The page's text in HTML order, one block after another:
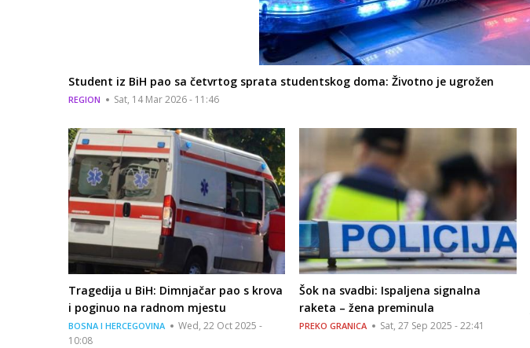
Student iz BiH pao sa četvrtog sprata studentskog doma: Životno je ugrožen
REGION Sat, 14 Mar 2026 - 11:46
Tragedija u BiH: Dimnjačar pao s krova
i poginuo na radnom mjestu
BOSNA I HERCEGOVINA
Wed, 22 Oct 2025 -
10:08
Šok na svadbi: Ispaljena signalna
raketa – žena preminula
PREKO GRANICA Sat, 27 Sep 2025 - 22:41